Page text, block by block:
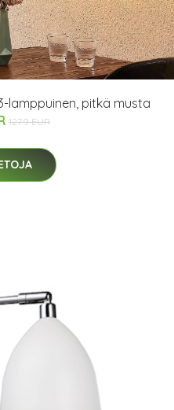
lamppuinen, pitkä musta
127.9 EUR